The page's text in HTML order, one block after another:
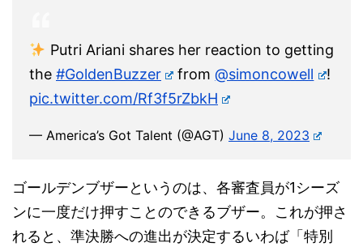
Putri Ariani shares her reaction to getting
the #GoldenBuzzer from@simoncowell
!
pic.twitter.com/Rf3f5rZbkH
— America’s Got Talent (@AGT) June 8, 2023
ゴールデンブザーというのは、各審査員が1シーズ
ンに一度だけ押すことのできるブザー。これが押さ
れると、準決勝への進出が決定するいわば「特別